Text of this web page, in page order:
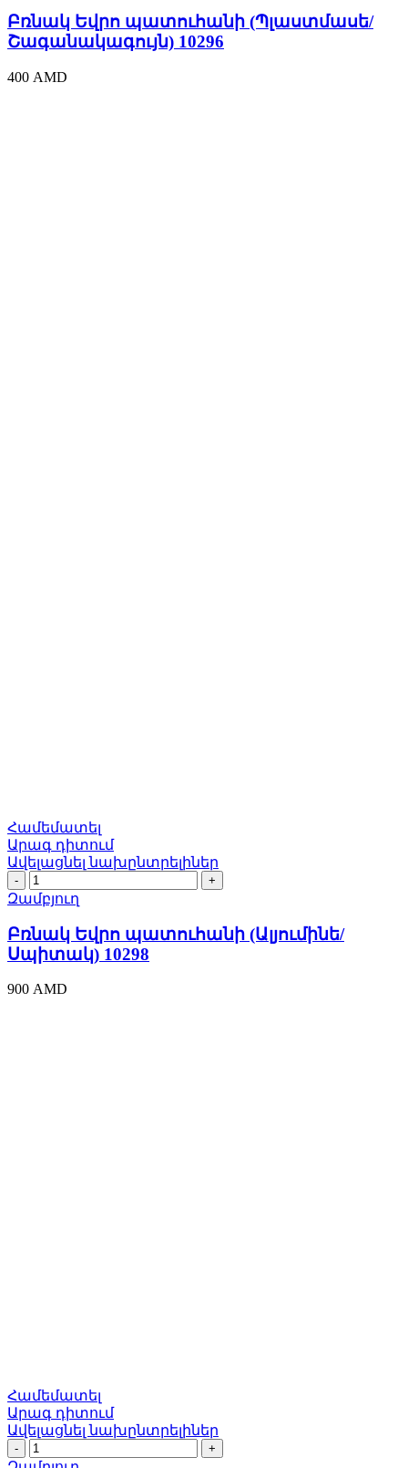
(Պլաստմասե/
Շագանակագույն)
10296
quantity
Բռնակ Եվրո պատուհանի (Պլաստմասե/
Շագանակագույն) 10296
400 AMD
Համեմատել
Արագ դիտում
Ավելացնել նախընտրելիներ
Բռնակ
Եվրո
(Ալյումինե/
Սպիտակ)
10298
quantity
Զամբյուղ
Բռնակ Եվրո պատուհանի (Ալյումինե/
Սպիտակ) 10298
900 AMD
Համեմատել
Արագ դիտում
Ավելացնել նախընտրելիներ
Բռնակ
Եվրո